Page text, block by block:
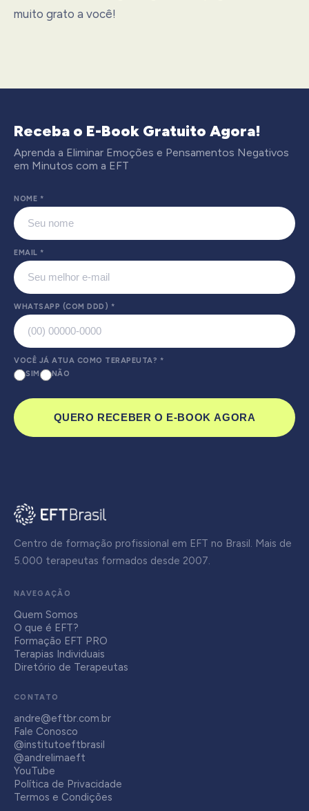
muito grato a você!
Receba o E-Book Gratuito Agora!
Aprenda a Eliminar Emoções e Pensamentos Negativos
em Minutos com a EFT
NOME *
EMAIL *
WHATSAPP (COM DDD) *
VOCÊ JÁ ATUA COMO TERAPEUTA? *
SIM
NÃO
QUERO RECEBER O E-BOOK AGORA
Centro de formação profissional em EFT no Brasil. Mais de
5.000 terapeutas formados desde 2007.
NAVEGAÇÃO
Quem Somos
O que é EFT?
Formação EFT PRO
Terapias Individuais
Diretório de Terapeutas
CONTATO
andre@eftbr.com.br
Fale Conosco
@institutoeftbrasil
@andrelimaeft
YouTube
Política de Privacidade
Termos e Condições